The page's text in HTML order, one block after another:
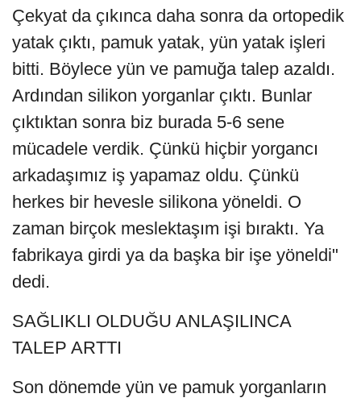
Çekyat da çıkınca daha sonra da ortopedik
yatak çıktı, pamuk yatak, yün yatak işleri
bitti. Böylece yün ve pamuğa talep azaldı.
Ardından silikon yorganlar çıktı. Bunlar
çıktıktan sonra biz burada 5-6 sene
mücadele verdik. Çünkü hiçbir yorgancı
arkadaşımız iş yapamaz oldu. Çünkü
herkes bir hevesle silikona yöneldi. O
zaman birçok meslektaşım işi bıraktı. Ya
fabrikaya girdi ya da başka bir işe yöneldi"
dedi.
SAĞLIKLI OLDUĞU ANLAŞILINCA
TALEP ARTTI
Son dönemde yün ve pamuk yorganların